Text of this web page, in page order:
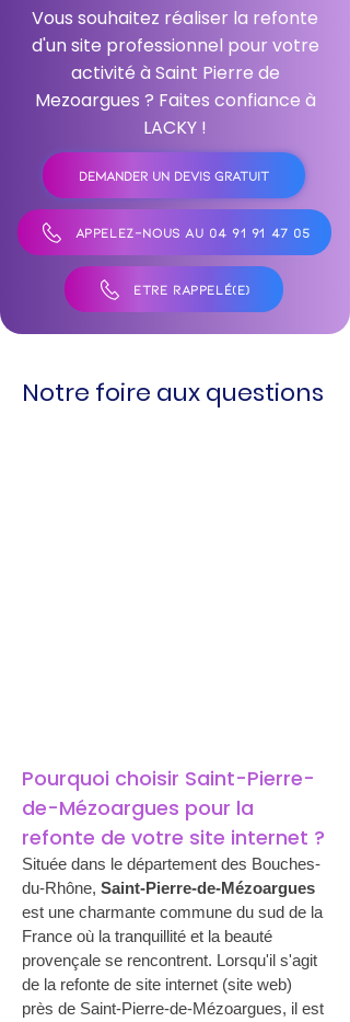
Vous souhaitez réaliser la refonte
d'un site professionnel pour votre
activité à Saint Pierre de
Mezoargues ? Faites confiance à
LACKY !
DEMANDER UN DEVIS GRATUIT
APPELEZ-NOUS AU 04 91 91 47 05
ÊTRE RAPPELÉ(E)
Notre foire aux questions
Pourquoi choisir Saint-Pierre-
de-Mézoargues pour la
refonte de votre site internet ?
Située dans le département des Bouches-
du-Rhône, Saint-Pierre-de-Mézoargues
est une charmante commune du sud de la
France où la tranquillité et la beauté
provençale se rencontrent. Lorsqu'il s'agit
de la refonte de site internet (site web)
près de Saint-Pierre-de-Mézoargues, il est